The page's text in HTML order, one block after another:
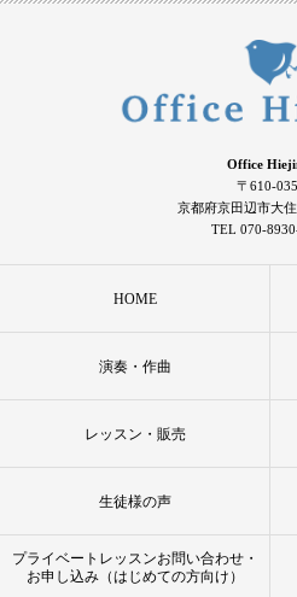
Office
〒610-
京都府京田辺市大
TEL 070-
HOME
演奏・作曲
レッスン・販売
生徒様の声
プライベートレッスンお問い合わせ・
お申し込み（はじめての方向け）